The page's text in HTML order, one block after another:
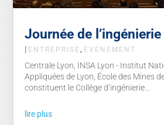
Journée de
| ENTREPRISE, EVENEMENT
Centrale Lyon, INSA Lyon - Institut
Appliquées de Lyon, École des Mines
constituent le Collège d’ingénierie...
lire plus